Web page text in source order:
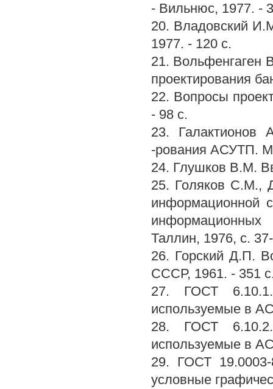
- Вильнюс, 1977. -
20. Владовский
1977. - 120 с.
21. Вольфенгаген
проектирования
22. Вопросы
- 98 с.
23. Галактионов
-рования АСУТП.
24. Глушков В.М.
25. Голяков С.М.,
информационной
информационных
Таллин, 1976, с.
26. Горский Д.П.
СССР, 1961. - 351
27. ГОСТ
используемые в
28. ГОСТ
используемые в
29. ГОСТ
условные